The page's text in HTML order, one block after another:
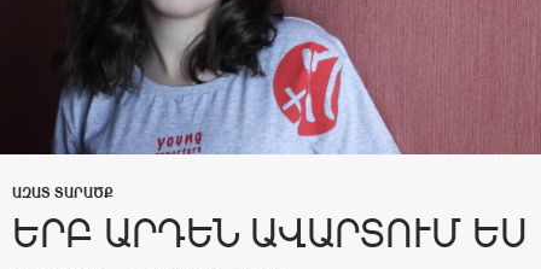
ԱԶԱՏ ՏԱՐԱԾՔ
ԵՐԲ ԱՐԴԵՆ ԱՎԱՐՏՈՒՄ ԵՍ